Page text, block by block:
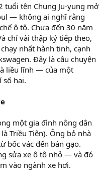
tên Chung Ju-yung mở
— không ai nghĩ rằng
ô tô. Chưa đến 30 năm
chỉ vài thập kỷ tiếp theo,
nhất hành tinh, cạnh
Đây là câu chuyện
liều lĩnh — của một
số hai.
một gia đình nông dân
Triều Tiên). Ông bỏ nhà
bốc vác đến bán gạo.
sửa xe ô tô nhỏ — và đó
vào ngành xe hơi.